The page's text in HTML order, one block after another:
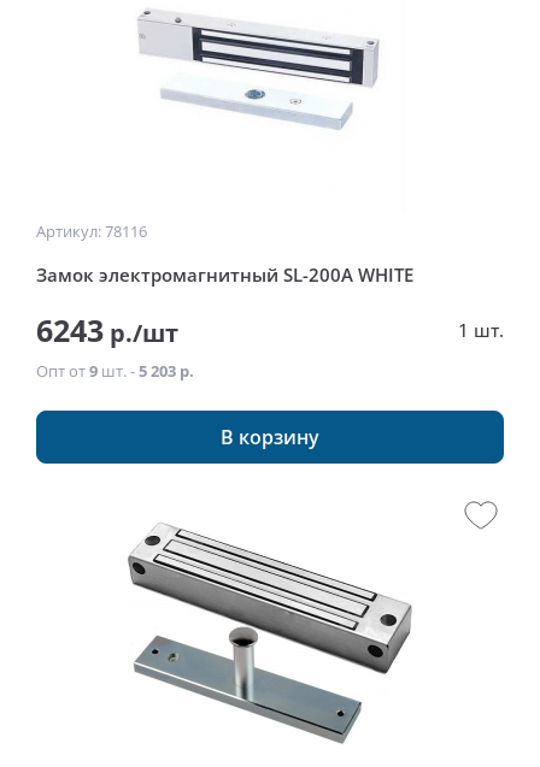
Артикул: 78116
Замок электромагнитный SL-200A WHITE
6243 р./шт 1 шт.
Опт от9 шт. -5 203 р.
В корзину